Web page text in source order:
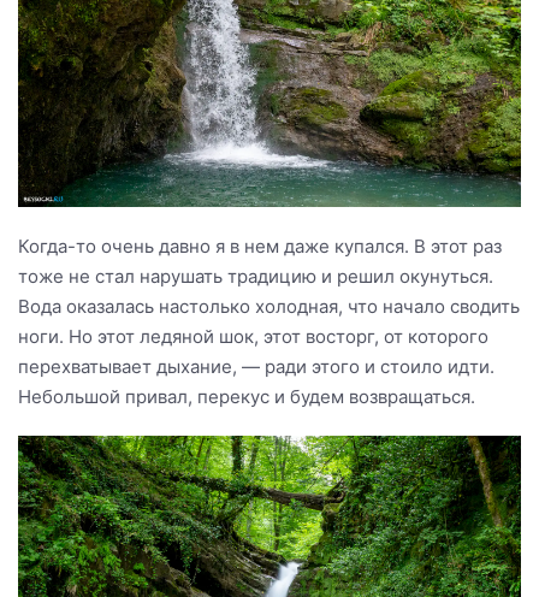
Когда-то очень давно я в нем даже купался. В этот раз
тоже не стал нарушать традицию и решил окунуться.
Вода оказалась настолько холодная, что начало сводить
ноги. Но этот ледяной шок, этот восторг, от которого
перехватывает дыхание, — ради этого и стоило идти.
Небольшой привал, перекус и будем возвращаться.